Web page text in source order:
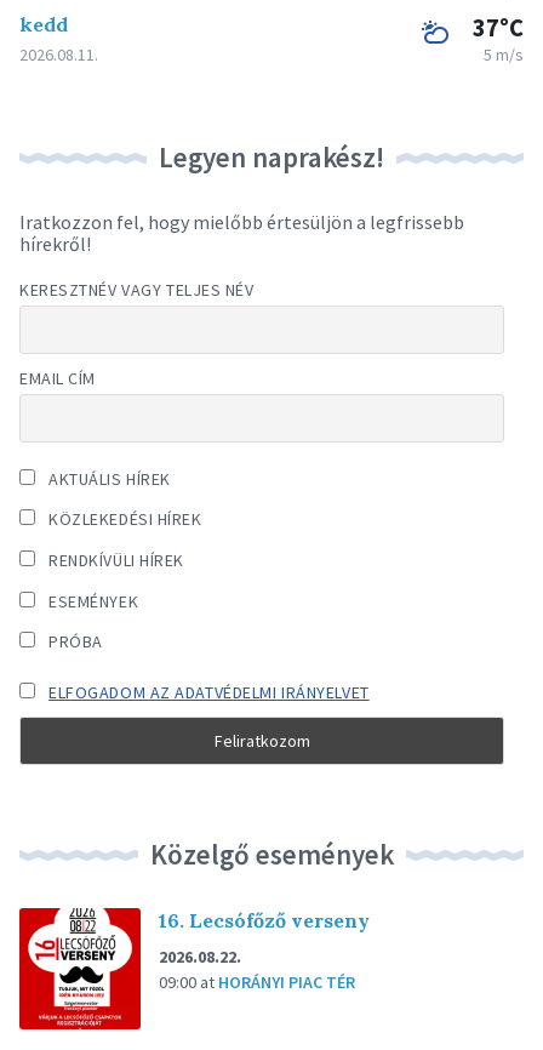
kedd
2026.08.11.
37°C
5 m/s
Legyen naprakész!
Iratkozzon fel, hogy mielőbb értesüljön a legfrissebb
hírekről!
KERESZTNÉV VAGY TELJES NÉV
EMAIL CÍM
AKTUÁLIS HÍREK
KÖZLEKEDÉSI HÍREK
RENDKÍVÜLI HÍREK
ESEMÉNYEK
PRÓBA
ELFOGADOM AZ ADATVÉDELMI IRÁNYELVET
Közelgő események
16. Lecsófőző verseny
2026.08.22.
09:00 at HORÁNYI PIAC TÉR